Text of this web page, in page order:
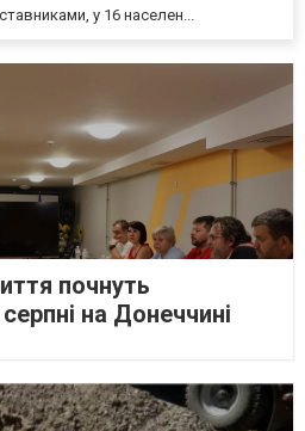
у 16 населен...
почнуть
на Донеччині